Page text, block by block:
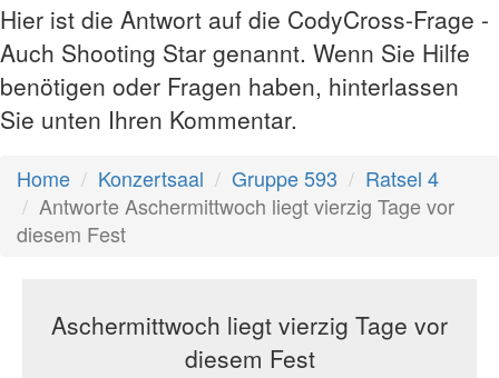
Hier ist die Antwort auf die CodyCross-Frage -
Auch Shooting Star genannt. Wenn Sie Hilfe
benötigen oder Fragen haben, hinterlassen
Sie unten Ihren Kommentar.
Home Konzertsaal Gruppe 593
Ratsel 4
Antworte Aschermittwoch liegt vierzig Tage vor
diesem Fest
Aschermittwoch liegt vierzig Tage vor
diesem Fest